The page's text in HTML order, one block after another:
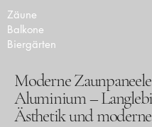
Zäune
Balkone
Biergärten
Moderne Zaunpaneele
Aluminium –
Ästhetik und